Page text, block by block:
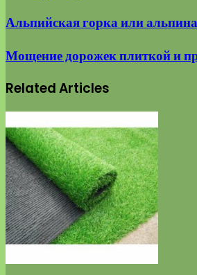
Альпийская горка или
Мощение дорожек плиткой и
Related Articles